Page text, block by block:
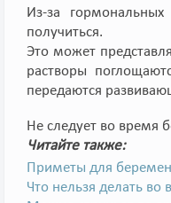
Из-за
получиться.
Это может
растворы
передаются
Не следует во время
Читайте также:
Приметы для
Что нельзя делать